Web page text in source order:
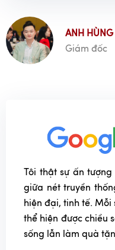
ANH HÙNG
Giám đốc
Tôi thật sự ấn
giữa nét truyền
hiện đại, tinh tế.
thể hiện được chiều
sống lẫn làm quà